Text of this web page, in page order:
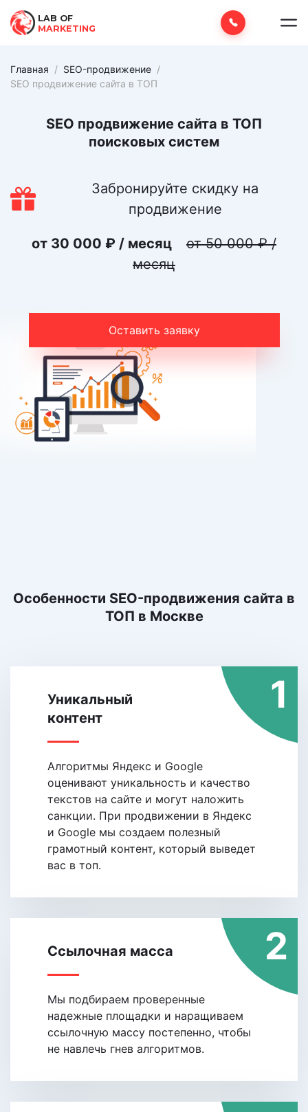
LAB OF
MARKETING
Главная / SEO-продвижение /
SEO продвижение сайта в ТОП
SEO продвижение сайта в ТОП
поисковых систем
Забронируйте скидку на
продвижение
от 30 000 ₽ / месяц
от 50 000 ₽ /
месяц
Оставить заявку
Особенности SEO-продвижения сайта в
ТОП в Москве
Уникальный
контент
1
Алгоритмы Яндекс и Google
оценивают уникальность и качество
текстов на сайте и могут наложить
санкции. При продвижении в Яндекс
и Google мы создаем полезный
грамотный контент, который выведет
вас в топ.
Ссылочная масса 2
Мы подбираем проверенные
надежные площадки и наращиваем
ссылочную массу постепенно, чтобы
не навлечь гнев алгоритмов.